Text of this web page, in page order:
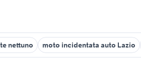
nettuno moto incidentata auto Lazio